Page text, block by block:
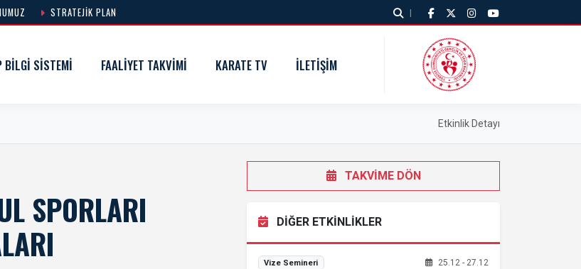
STRATEJIK PLAN |
BILGI SISTEMI FAALIYET TAKVIMI KARATE TV İLETIŞIM
Etkinlik Detayı
SPORLARI
TAKVİME DÖN
DİĞER ETKİNLİKLER
Vize Semineri 25.12 - 27.12